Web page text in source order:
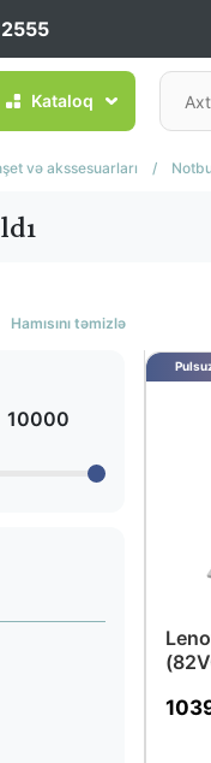
Kataloq
və akssesuarları /
Hamısını təmizlə
10000